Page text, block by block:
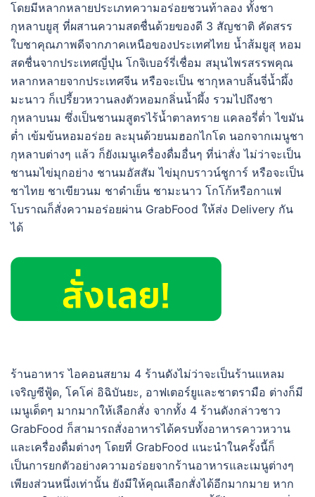
โดยมีหลากหลายประเภทความอร่อยชวนท้าลอง ทั้งชา
กุหลาบยูสุ ที่ผสานความสดชื่นด้วยของดี 3 สัญชาติ คัดสรร
ใบชาคุณภาพดีจากภาคเหนือของประเทศไทย น้ำส้มยูสุ หอม
สดชื่นจากประเทศญี่ปุ่น โกจิเบอร์รี่เชื่อม สมุนไพรสรรพคุณ
หลากหลายจากประเทศจีน หรือจะเป็น ชากุหลาบลิ้นจี่น้ำผึ้ง
มะนาว ก็เปรี้ยวหวานลงตัวหอมกลิ่นน้ำผึ้ง รวมไปถึงชา
กุหลาบนม ซึ่งเป็นชานมสูตรไร้น้ำตาลทราย แคลอรี่ต่ำ ไขมัน
ต่ำ เข้มข้นหอมอร่อย ละมุนด้วยนมฮอกไกโด นอกจากเมนูชา
กุหลาบต่างๆ แล้ว ก็ยังเมนูเครื่องดื่มอื่นๆ ที่น่าสั่ง ไม่ว่าจะเป็น
ชานมไข่มุกอย่าง ชานมอัสสัม ไข่มุกบราวน์ชูการ์ หรือจะเป็น
ชาไทย ชาเขียวนม ชาดำเย็น ชามะนาว โกโก้หรือกาแฟ
โบราณก็สั่งความอร่อยผ่าน GrabFood ให้ส่ง Delivery กัน
ได้
ร้านอาหาร ไอคอนสยาม 4 ร้านดังไม่ว่าจะเป็นร้านแหลม
เจริญซีฟู้ด, โคโค่ อิฉิบันยะ, อาฟเตอร์ยูและชาตรามือ ต่างก็มี
เมนูเด็ดๆ มากมากให้เลือกสั่ง จากทั้ง 4 ร้านดังกล่าวชาว
GrabFood ก็สามารถสั่งอาหารได้ครบทั้งอาหารคาวหวาน
และเครื่องดื่มต่างๆ โดยที่ GrabFood แนะนำในครั้งนี้ก็
เป็นการยกตัวอย่างความอร่อยจากร้านอาหารและเมนูต่างๆ
เพียงส่วนหนึ่งเท่านั้น ยังมีให้คุณเลือกสั่งได้อีกมากมาย หาก